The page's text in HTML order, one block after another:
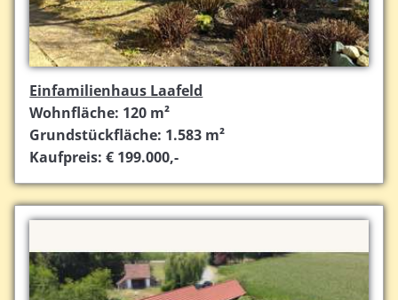
Einfamilienhaus Laafeld
Wohnfläche: 120 m²
Grundstückfläche: 1.583 m²
Kaufpreis: € 199.000,-